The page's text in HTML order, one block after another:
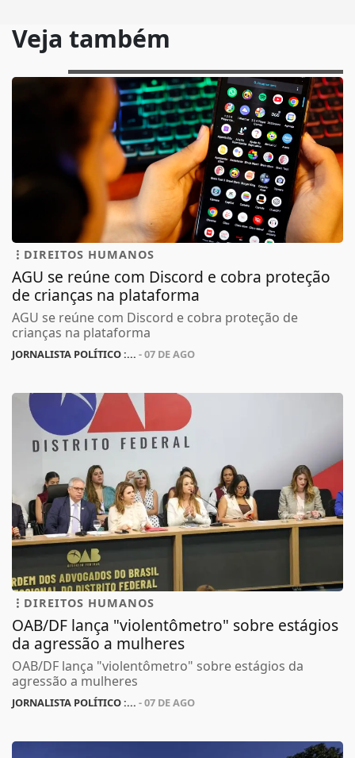
Veja também
DIREITOS HUMANOS
AGU se reúne com Discord e cobra proteção
de crianças na plataforma
AGU se reúne com Discord e cobra proteção de
crianças na plataforma
JORNALISTA POLÍTICO :... - 07 DE AGO
DIREITOS HUMANOS
OAB/DF lança "violentômetro" sobre estágios
da agressão a mulheres
OAB/DF lança "violentômetro" sobre estágios da
agressão a mulheres
JORNALISTA POLÍTICO :... - 07 DE AGO